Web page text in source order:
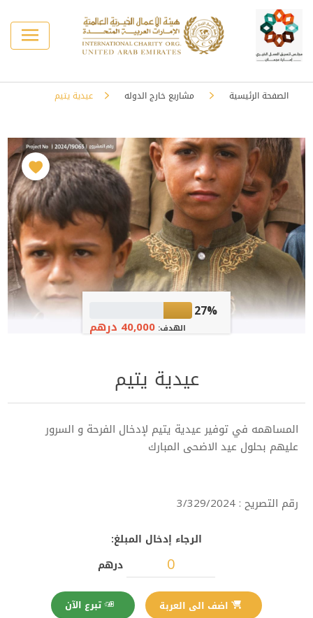
الصفحة الرئيسية ⁠مشاريع خارج الدوله عيدية يتيم
27%
الهدف:40,000 درهم
عيدية يتيم
المساهمه في توفير عيدية يتيم لإدخال الفرحة و السرور
عليهم بحلول عيد الاضحى المبارك
رقم التصريح : 3/329/2024
الرجاء إدخال المبلغ:
درهم